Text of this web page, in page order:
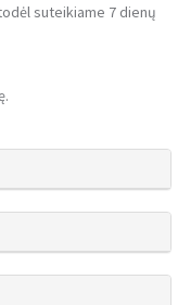
suteikiame 7 dienų